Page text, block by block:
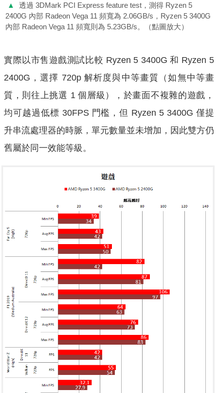
▲
透過 3DMark PCI Express feature test，測得 Ryzen 5
2400G 內部 Radeon Vega 11 頻寬為 2.06GB/s，Ryzen 5 3400G
內部 Radeon Vega 11 頻寬則為 5.23GB/s。（點圖放大）
實際以市售遊戲測試比較 Ryzen 5 3400G 和 Ryzen 5
2400G，選擇 720p 解析度與中等畫質（如無中等畫
質，則往上挑選 1 個層級），於畫面不複雜的遊戲，
均可越過低標 30FPS 門檻，但 Ryzen 5 3400G 僅提
升串流處理器的時脈，單元數量並未增加，因此雙方仍
舊屬於同一效能等級。